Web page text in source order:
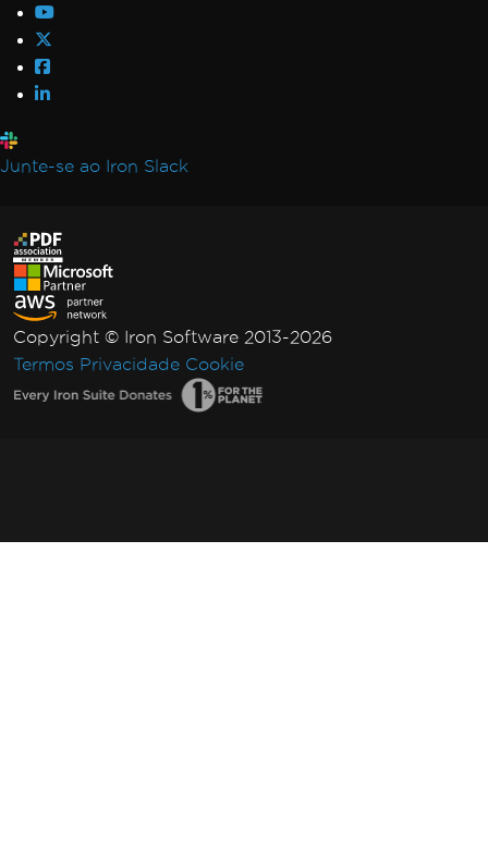
Junte-se ao Iron Slack
Copyright © Iron Software 2013-2026
Termos Privacidade Cookie